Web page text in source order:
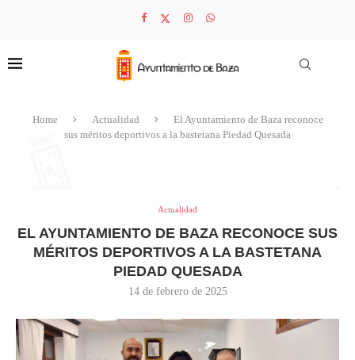
Home Actualidad
El Ayuntamiento de Baza reconoce
sus méritos deportivos a la bastetana Piedad Quesada
Actualidad
EL AYUNTAMIENTO DE BAZA RECONOCE SUS
MÉRITOS DEPORTIVOS A LA BASTETANA
PIEDAD QUESADA
14 de febrero de 2025